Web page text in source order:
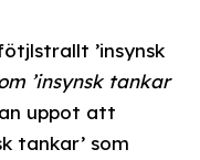
’insynsk
’insynsk tankar
uppot att
tankar’ som